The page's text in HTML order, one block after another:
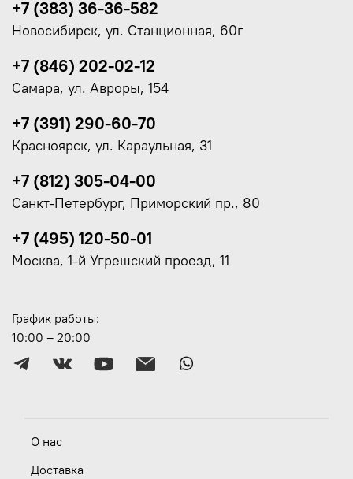
О нас
Доставка
График работы:
10:00 – 20:00
+7 (383) 36-36-582
Новосибирск, ул. Станционная, 60г
+7 (846) 202-02-12
Самара, ул. Авроры, 154
+7 (391) 290-60-70
Красноярск, ул. Караульная, 31
+7 (812) 305-04-00
Санкт-Петербург, Приморский пр., 80
+7 (495) 120-50-01
Москва, 1-й Угрешский проезд, 11